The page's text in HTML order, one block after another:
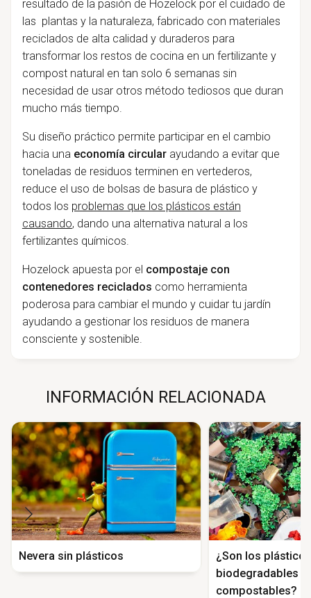
resultado de la pasión de Hozelock por el cuidado de
las plantas y la naturaleza, fabricado con materiales
reciclados de alta calidad y duraderos para
transformar los restos de cocina en un fertilizante y
compost natural en tan solo 6 semanas sin
necesidad de usar otros método tediosos que duran
mucho más tiempo.
Su diseño práctico permite participar en el cambio
hacia una economía circularayudando a evitar que
toneladas de residuos terminen en vertederos,
reduce el uso de bolsas de basura de plástico y
todos los problemas que los plásticos están
causando, dando una alternativa natural a los
fertilizantes químicos.
Hozelock apuesta por el compostaje con
contenedores reciclados como herramienta
poderosa para cambiar el mundo y cuidar tu jardín
ayudando a gestionar los residuos de manera
consciente y sostenible.
INFORMACIÓN RELACIONADA
Nevera sin plásticos
¿Son los
biodegradables o
compostables?